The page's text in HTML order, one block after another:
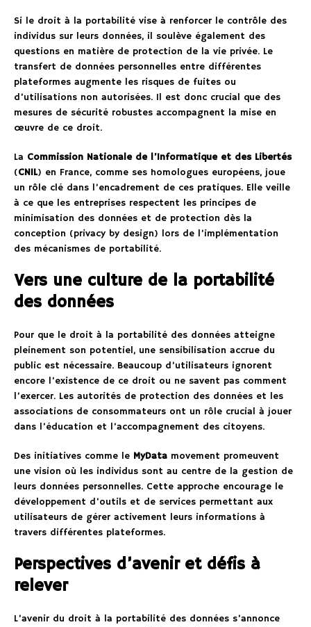
Si le droit à la portabilité vise à renforcer le contrôle des
individus sur leurs données, il soulève également des
questions en matière de protection de la vie privée. Le
transfert de données personnelles entre différentes
plateformes augmente les risques de fuites ou
d’utilisations non autorisées. Il est donc crucial que des
mesures de sécurité robustes accompagnent la mise en
œuvre de ce droit.
La Commission Nationale de l’Informatique et des Libertés
(CNIL) en France, comme ses homologues européens, joue
un rôle clé dans l’encadrement de ces pratiques. Elle veille
à ce que les entreprises respectent les principes de
minimisation des données et de protection dès la
conception (privacy by design) lors de l’implémentation
des mécanismes de portabilité.
Vers une culture de la portabilité
des données
Pour que le droit à la portabilité des données atteigne
pleinement son potentiel, une sensibilisation accrue du
public est nécessaire. Beaucoup d’utilisateurs ignorent
encore l’existence de ce droit ou ne savent pas comment
l’exercer. Les autorités de protection des données et les
associations de consommateurs ont un rôle crucial à jouer
dans l’éducation et l’accompagnement des citoyens.
Des initiatives comme le MyData movement promeuvent
une vision où les individus sont au centre de la gestion de
leurs données personnelles. Cette approche encourage le
développement d’outils et de services permettant aux
utilisateurs de gérer activement leurs informations à
travers différentes plateformes.
Perspectives d’avenir et défis à
relever
L’avenir du droit à la portabilité des données s’annonce